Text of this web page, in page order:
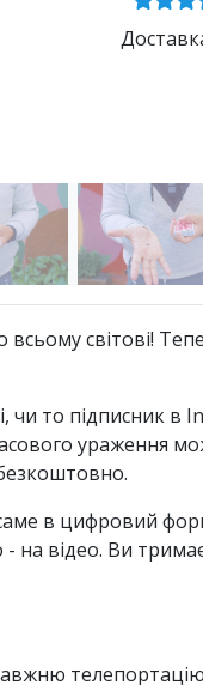
світові!
чи то підписник в
ураження
в цифровий
відео. Ви